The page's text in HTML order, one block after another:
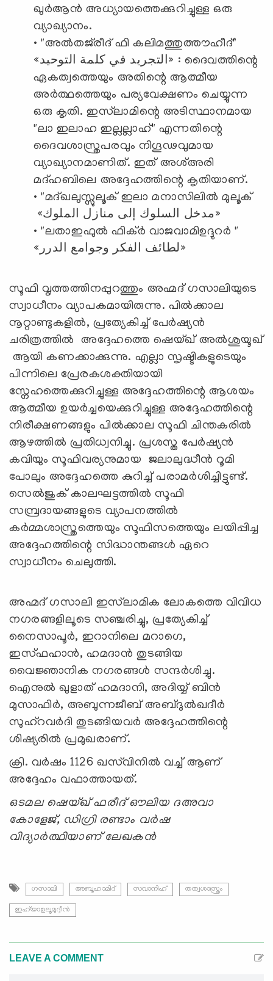
ഖുർആൻ അധ്യായത്തെക്കുറിച്ചുള്ള ഒരു
വ്യാഖ്യാനം.
• "അൽതജ്‌രീദ് ഫി കലിമത്തുത്തൗഹീദ്"
«التجريد في كلمة التوحيد» : ദൈവത്തിന്റെ
ഏകത്വത്തെയും അതിന്റെ ആത്മീയ
അർത്ഥത്തെയും പര്യവേക്ഷണം ചെയ്യുന്ന
ഒരു കൃതി. ഇസ്‌‍ലാമിന്റെ അടിസ്ഥാനമായ
"ലാ ഇലാഹ ഇല്ലല്ലാഹ്" എന്നതിന്റെ
ദൈവശാസ്ത്രപരവും നിഗൂഢവുമായ
വ്യാഖ്യാനമാണിത്. ഇത് അശ്അരി
മദ്ഹബിലെ അദ്ദേഹത്തിന്റെ കൃതിയാണ്.
• "മദ്ഖലുസ്സുലൂക് ഇലാ മനാസിലിൽ മുലൂക്
«مدخل السلوك إلى منازل الملوك»
• "ലതാഇഫുൽ ഫിക്ർ വാജവാമിഉദ്ദുറർ "
«لطائف الفكر وجوامع الدرر»
സൂഫി വൃത്തത്തിനപ്പുറത്തും അഹ്മദ് ഗസാലിയുടെ
സ്വാധീനം വ്യാപകമായിരുന്നു. പിൽക്കാല
നൂറ്റാണ്ടുകളിൽ, പ്രത്യേകിച്ച് പേർഷ്യൻ
ചരിത്രത്തിൽ അദ്ദേഹത്തെ ഷെയ്ഖ് അൽശുയൂഖ്
ആയി കണക്കാക്കുന്നു. എല്ലാ സൃഷ്ടികളുടെയും
പിന്നിലെ പ്രേരകശക്തിയായി
സ്നേഹത്തെക്കുറിച്ചുള്ള അദ്ദേഹത്തിന്റെ ആശയം
ആത്മീയ ഉയർച്ചയെക്കുറിച്ചുള്ള അദ്ദേഹത്തിന്റെ
നിരീക്ഷണങ്ങളും പിൽക്കാല സൂഫി ചിന്തകരിൽ
ആഴത്തിൽ പ്രതിധ്വനിച്ചു. പ്രശസ്ത പേർഷ്യൻ
കവിയും സൂഫിവര്യനുമായ ജലാലുദ്ധീൻ റൂമി
പോലും അദ്ദേഹത്തെ കുറിച്ച് പരാമർശിച്ചിട്ടുണ്ട്.
സെൽജുക് കാലഘട്ടത്തിൽ സൂഫി
സമ്പ്രദായങ്ങളുടെ വ്യാപനത്തിൽ
കർമ്മശാസ്ത്രത്തെയും സൂഫിസത്തെയും ലയിപ്പിച്ച
അദ്ദേഹത്തിന്റെ സിദ്ധാന്തങ്ങൾ ഏറെ
സ്വാധീനം ചെലുത്തി.
അഹ്മദ് ഗസാലി ഇസ്‌‍ലാമിക ലോകത്തെ വിവിധ
നഗരങ്ങളിലൂടെ സഞ്ചരിച്ചു, പ്രത്യേകിച്ച്
നൈസാപൂർ, ഇറാനിലെ മറാഗെ,
ഇസ്ഫഹാൻ, ഹമദാൻ തുടങ്ങിയ
വൈജ്ഞാനിക നഗരങ്ങൾ സന്ദർശിച്ചു.
ഐനുൽ ഖുളാത് ഹമദാനി, അദിയ്യ് ബിൻ
മുസാഫിർ, അബുന്നജീബ് അബ്ദുൽഖദീർ
സുഹ്റവർദി തുടങ്ങിയവർ അദ്ദേഹത്തിന്റെ
ശിഷ്യരില്‍ പ്രമുഖരാണ്.
ക്രി. വര്‍ഷം 1126 ഖസ്‌വിനിൽ വച്ച് ആണ്
അദ്ദേഹം വഫാത്തായത്.
ഒടമല ഷെയ്ഖ് ഫരീദ് ഔലിയ ദഅവാ
കോളേജ്, ഡിഗ്രി രണ്ടാം വര്‍ഷ
വിദ്യാര്‍ത്ഥിയാണ് ലേഖകന്‍
ഗസാലി അബൂഹാമിദ് സവാനിഹ് തത്വശാസ്ത്രം
ഇഹ്‍യാഉലൂമുദ്ദീന്‍
LEAVE A COMMENT